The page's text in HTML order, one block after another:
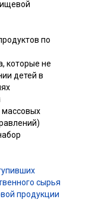
по
которые не
детей в
массовых
сырья
продукции